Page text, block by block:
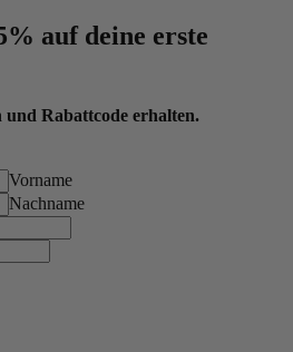
auf deine erste
und Rabattcode erhalten.
Vorname
Nachname